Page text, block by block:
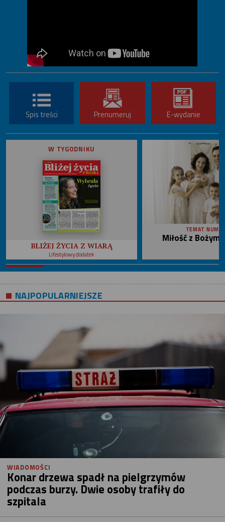
Spis treści Prenumeruj E-wydanie
W TYGODNIKU
BLIŻEJ ŻYCIA Z WIARĄ
Lifestylowy dodatek
TEMAT
Miłość z
NAJPOPULARNIEJSZE
WIADOMOŚCI
Konar drzewa spadł na pielgrzymów
podczas burzy. Dwie osoby trafiły do
szpitala